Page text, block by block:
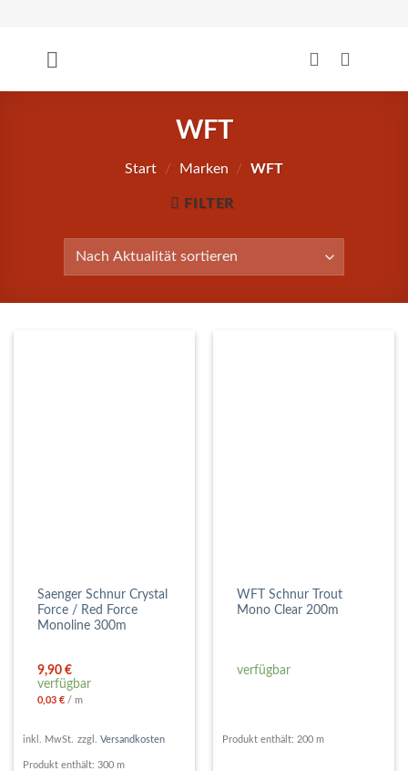
springen
WFT
Start / Marken / WFT
FILTER
Saenger Schnur Crystal
Force / Red Force
Monoline 300m
9,90€
verfügbar
0,03€ /m
inkl. MwSt. zzgl. Versandkosten
Produkt enthält: 300 m
WFT Schnur Trout
Mono Clear 200m
verfügbar
Produkt enthält: 200 m